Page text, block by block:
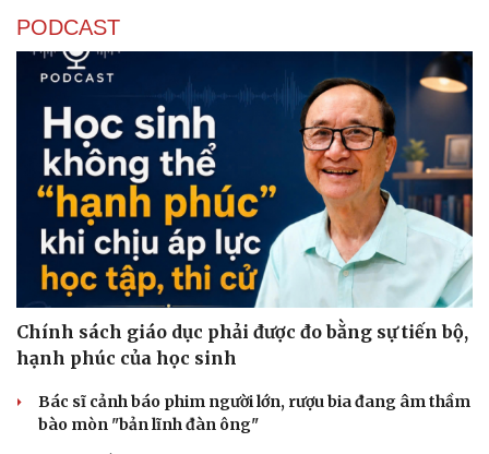
PODCAST
Chính sách giáo dục phải được đo bằng sự tiến bộ,
hạnh phúc của học sinh
Bác sĩ cảnh báo phim người lớn, rượu bia đang âm thầm
bào mòn "bản lĩnh đàn ông"